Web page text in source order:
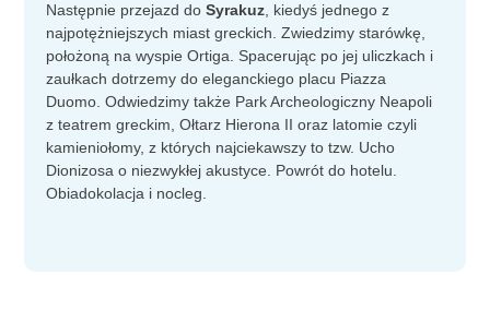
Następnie przejazd doSyrakuz, kiedyś jednego z
najpotężniejszych miast greckich. Zwiedzimy starówkę,
położoną na wyspie Ortiga. Spacerując po jej uliczkach i
zaułkach dotrzemy do eleganckiego placu Piazza
Duomo. Odwiedzimy także Park Archeologiczny Neapoli
z teatrem greckim, Ołtarz Hierona II oraz latomie czyli
kamieniołomy, z których najciekawszy to tzw. Ucho
Dionizosa o niezwykłej akustyce. Powrót do hotelu.
Obiadokolacja i nocleg.